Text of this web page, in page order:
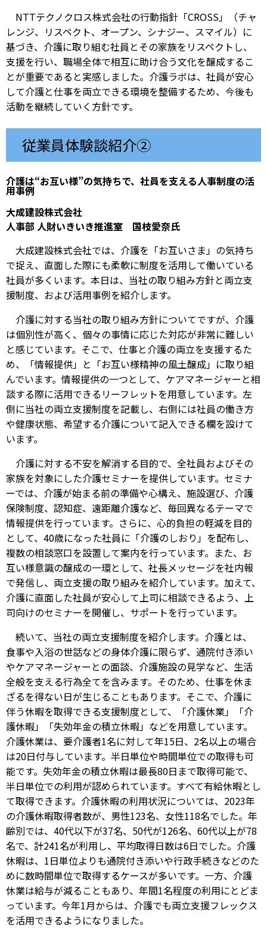
NTTテクノクロス株式会社の行動指針「CROSS」（チャ
レンジ、リスペクト、オープン、シナジー、スマイル）に
基づき、介護に取り組む社員とその家族をリスペクトし、
支援を行い、職場全体で相互に助け合う文化を醸成するこ
とが重要であると実感しました。介護ラボは、社員が安心
して介護と仕事を両立できる環境を整備するため、今後も
活動を継続していく方針です。
従業員体験談紹介②
介護は“お互い様”の気持ちで、社員を支える人事制度の活
用事例
大成建設株式会社
人事部 人財いきいき推進室 国枝愛奈氏
大成建設株式会社では、介護を「お互いさま」の気持ち
で捉え、直面した際にも柔軟に制度を活用して働いている
社員が多くいます。本日は、当社の取り組み方針と両立支
援制度、および活用事例を紹介します。
介護に対する当社の取り組み方針についてですが、介護
は個別性が高く、個々の事情に応じた対応が非常に難しい
と感じています。そこで、仕事と介護の両立を支援するた
め、「情報提供」と「お互い様精神の風土醸成」に取り組
んでいます。情報提供の一つとして、ケアマネージャーと相
談する際に活用できるリーフレットを用意しています。左
側に当社の両立支援制度を記載し、右側には社員の働き方
や健康状態、希望する介護について記入できる欄を設けて
います。
介護に対する不安を解消する目的で、全社員およびその
家族を対象にした介護セミナーを提供しています。セミナ
ーでは、介護が始まる前の準備や心構え、施設選び、介護
保険制度、認知症、遠距離介護など、毎回異なるテーマで
情報提供を行っています。さらに、心的負担の軽減を目的
として、40歳になった社員に「介護のしおり」を配布し、
複数の相談窓口を設置して案内を行っています。また、お
互い様意識の醸成の一環として、社長メッセージを社内報
で発信し、両立支援の取り組みを紹介しています。加えて、
介護に直面した社員が安心して上司に相談できるよう、上
司向けのセミナーを開催し、サポートを行っています。
続いて、当社の両立支援制度を紹介します。介護とは、
食事や入浴の世話などの身体介護に限らず、通院付き添い
やケアマネージャーとの面談、介護施設の見学など、生活
全般を支える行為全てを含みます。そのため、仕事を休ま
ざるを得ない日が生じることもあります。そこで、介護に
伴う休暇を取得できる支援制度として、「介護休業」「介
護休暇」「失効年金の積立休暇」などを用意しています。
介護休業は、要介護者1名に対して年15日、2名以上の場合
は20日付与しています。半日単位や時間単位での取得も可
能です。失効年金の積立休暇は最長80日まで取得可能で、
半日単位での利用が認められています。すべて有給休暇とし
て取得できます。介護休暇の利用状況については、2023年
の介護休暇取得者数が、男性123名、女性118名でした。年
齢別では、40代以下が37名、50代が126名、60代以上が78
名で、計241名が利用し、平均取得日数は6日でした。介護
休暇は、1日単位よりも通院付き添いや行政手続きなどのた
めに数時間単位で取得するケースが多いです。一方、介護
休業は給与が減ることもあり、年間1名程度の利用にとどま
っています。今年1月からは、介護でも両立支援フレックス
を活用できるようになりました。